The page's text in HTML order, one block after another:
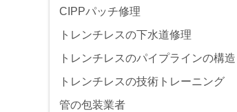
CIPPパッチ修理
トレンチレスの下水道修理
トレンチレスのパイプラインの構造
トレンチレスの技術トレーニング
管の包装業者